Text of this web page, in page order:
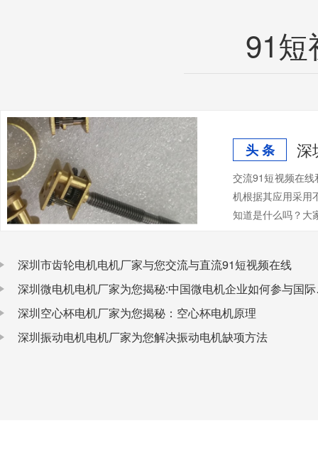
91
头 条 深
交流91短视频在
机根据其应用采用
知道是什么吗？大
深圳市齿轮电机电机厂家与您交流与直流91短视频在线
深圳
深圳空心杯电机厂家为您揭秘：空心杯电机原理
深圳振动电机电机厂家为您解决振动电机缺项方法